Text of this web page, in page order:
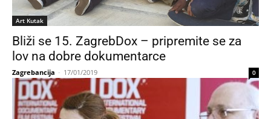
Art Kutak
Bliži se 15. ZagrebDox – pripremite se za
lov na dobre dokumentarce
Zagrebancija - 17/01/2019 0